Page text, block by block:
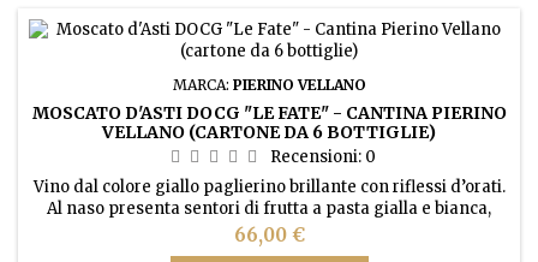
MARCA: PIERINO VELLANO
MOSCATO D'ASTI DOCG "LE FATE" - CANTINA PIERINO
VELLANO (CARTONE DA 6 BOTTIGLIE)
Recensioni: 0
Vino dal colore giallo paglierino brillante con riflessi d’orati.
Al naso presenta sentori di frutta a pasta gialla e bianca,
floreali con note di fiori d’arancio, glicine e tiglio. Gusto
dolce, morbido, fresco, aromatico e leggermente
Prezzo
66,00 €